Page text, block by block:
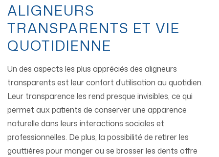
ALIGNEURS
TRANSPARENTS ET VIE
QUOTIDIENNE
Un des aspects les plus appréciés des aligneurs
transparents est leur confort d’utilisation au quotidien.
Leur transparence les rend presque invisibles, ce qui
permet aux patients de conserver une apparence
naturelle dans leurs interactions sociales et
professionnelles. De plus, la possibilité de retirer les
gouttières pour manger ou se brosser les dents offre